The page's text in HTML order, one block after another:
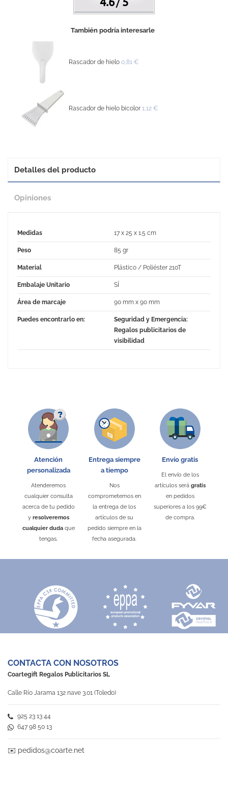
/
También podría interesarle
Rascador de hielo 0,81 €
Rascador de hielo bicolor 1,12 €
Detalles del producto
Opiniones
Medidas 17 x 25 x 1.5 cm
Peso 85 gr
Material Plástico / Poliéster 210T
Embalaje Unitario SÍ
Área de marcaje 90 mm x 90 mm
Puedes encontrarlo en:
Seguridad y Emergencia:
Regalos publicitarios de
visibilidad
Atención
personalizada
Atenderemos
cualquier consulta
acerca de tu pedido
y resolveremos
cualquier dudaque
tengas.
Entrega siempre
a tiempo
Nos
comprometemos en
la entrega de los
artículos de su
pedido siempre en la
fecha asegurada.
Envío gratis
El envío de los
artículos será gratis
en pedidos
superiores a los 99€
de compra.
CONTACTA CON NOSOTROS
Coartegift Regalos Publicitarios SL
Calle Río Jarama 132 nave 3.01 (Toledo)
925 23 13 44
647 98 50 13
✉️ pedidos@coarte.net